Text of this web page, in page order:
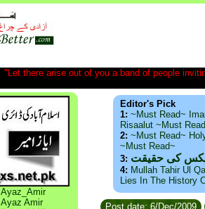
"Let there arise out of you a band of people
Ayaz_Amir
Ayaz Amir
Editor's Pick
1: ~Must Read~
Risaalut ~Must
2: ~Must Read~
~Must Read~
3: کی حقیقت
4: Mullah Tahir Ul
Lies In The History
Post date: 6/Dec/2009